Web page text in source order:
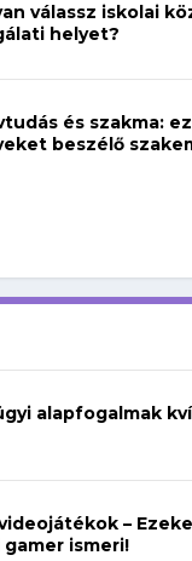
válassz iskolai
helyet?
és szakma:
beszélő
alapfogalmak
–
gamer ismeri!